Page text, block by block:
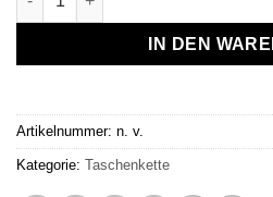
IN DEN
Artikelnummer: n. v.
Kategorie: Taschenkette